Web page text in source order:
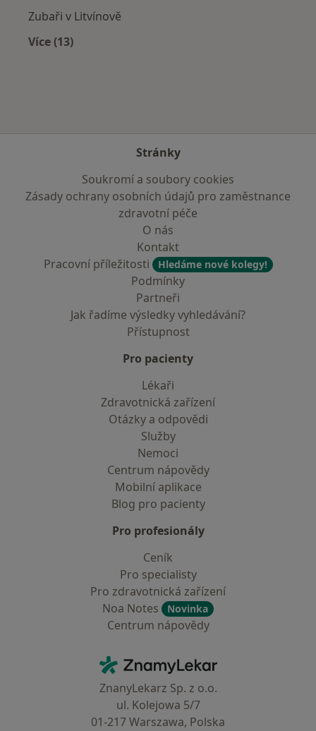
Zubaři v Litvínově
Více (13)
Stránky
Soukromí a soubory cookies
Zásady ochrany osobních údajů pro zaměstnance
zdravotní péče
O nás
Kontakt
Pracovní příležitosti
Hledáme nové kolegy!
Podmínky
Partneři
Jak řadíme výsledky vyhledávání?
Přístupnost
Pro pacienty
Lékaři
Zdravotnická zařízení
Otázky a odpovědi
Služby
Nemoci
Centrum nápovědy
Mobilní aplikace
Blog pro pacienty
Pro profesionály
Ceník
Pro specialisty
Pro zdravotnická zařízení
Noa Notes
Novinka
Centrum nápovědy
ZnamyLekar - Hlavní stránka
ZnanyLekarz Sp. z o.o.
ul. Kolejowa 5/7
01-217 Warszawa, Polska